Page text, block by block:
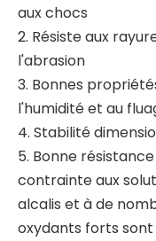
aux chocs
2. Résiste aux
l'abrasion
3. Bonnes
l'humidité et au
4. Stabilité
5. Bonne
contrainte aux
alcalis et à de
oxydants forts